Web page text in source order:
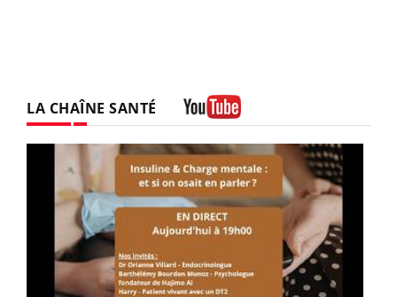
LA CHAÎNE SANTÉ